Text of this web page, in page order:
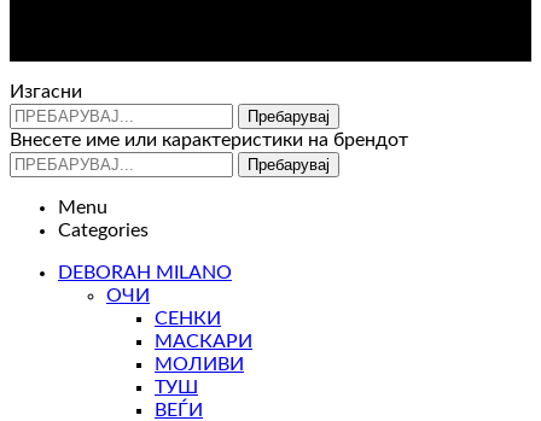
Изгасни
Пребарувај
Внесете име или карактеристики на брендот
Пребарувај
Menu
Categories
DEBORAH MILANO
ОЧИ
СЕНКИ
МАСКАРИ
МОЛИВИ
ТУШ
ВЕЃИ